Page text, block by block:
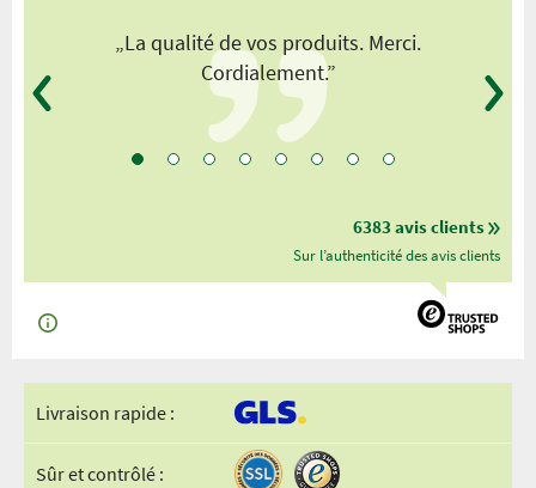
„La qualité de vos produits. Merci.
Cordialement.”
6383 avis clients
Sur l’authenticité des avis clients
Livraison rapide :
Sûr et contrôlé :